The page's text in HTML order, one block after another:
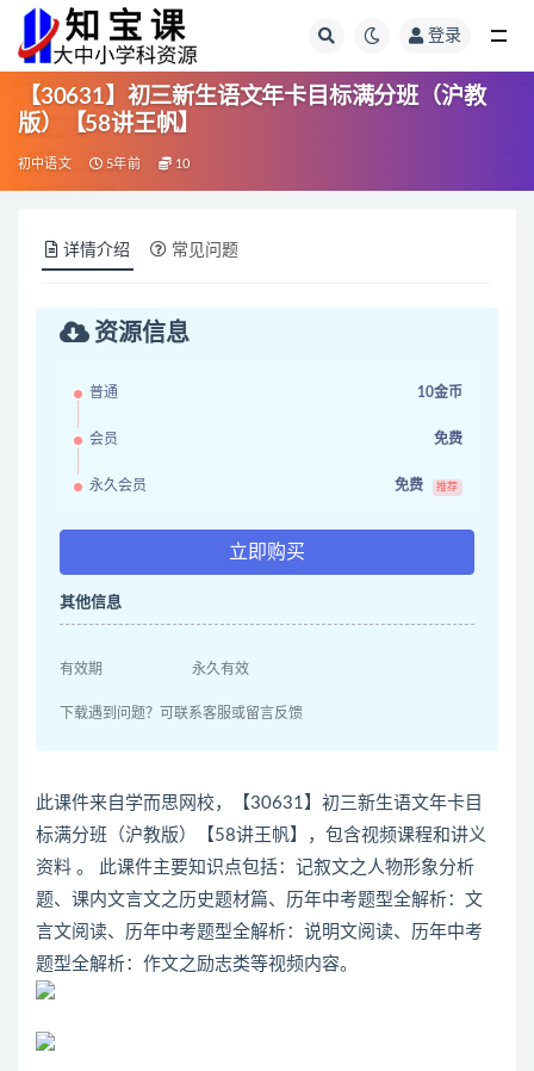
登录
【30631】初三新生语文年卡目标满分班（沪教
版）【58讲王帆】
初中语文 5年前 10
详情介绍 常见问题
资源信息
普通 10金币
会员 免费
永久会员 免费 推荐
立即购买
其他信息
有效期 永久有效
下载遇到问题？可联系客服或留言反馈
此课件来自学而思网校，【30631】初三新生语文年卡目
标满分班（沪教版）【58讲王帆】，包含视频课程和讲义
资料 。 此课件主要知识点包括：记叙文之人物形象分析
题、课内文言文之历史题材篇、历年中考题型全解析：文
言文阅读、历年中考题型全解析：说明文阅读、历年中考
题型全解析：作文之励志类等视频内容。
全部